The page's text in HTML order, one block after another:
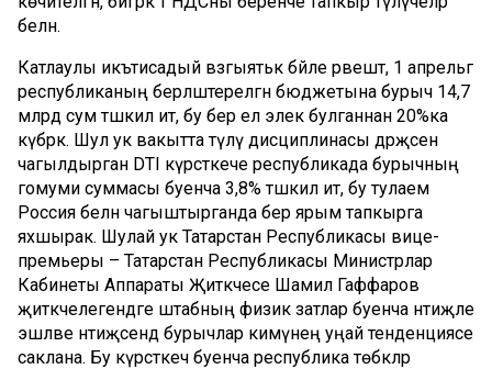
белән.
Катлаулы икътисадый вәзгыятькә бәйле рәвештә, 1 апрельгә
республиканың берләштерелгән бюджетына бурыч 14,7
млрд сум тәшкил итә, бу бер ел элек булганнан 20%ка
күбрәк. Шул ук вакытта түләү дисциплинасы дәрәҗәсен
чагылдырган DTI күрсәткече республикада бурычның
гомуми суммасы буенча 3,8% тәшкил итә, бу тулаем
Россия белән чагыштырганда бер ярым тапкырга
яхшырак. Шулай ук Татарстан Республикасы вице-
премьеры – Татарстан Республикасы Министрлар
Кабинеты Аппараты Җитәкчесе Шамил Гаффаров
җитәкчелегендәге штабның физик затлар буенча нәтиҗәле
эшләве нәтиҗәсендә бурычлар кимүнең уңай тенденциясе
саклана. Бу күрсәткеч буенча республика төбәкләр